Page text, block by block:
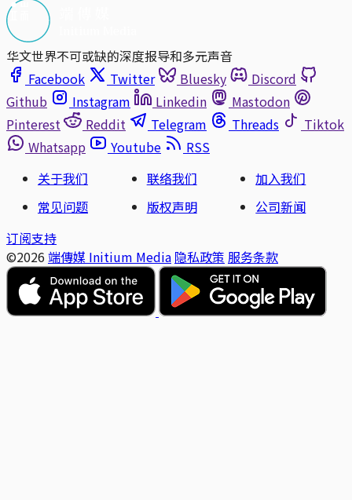
华文世界不可或缺的深度报导和多元声音
Facebook
Twitter Bluesky
Discord
Github
Instagram Linkedin
Mastodon
Pinterest
Reddit Telegram Threads
Tiktok
Whatsapp
Youtube
RSS
关于我们
联络我们
加入我们
常见问题
版权声明
公司新闻
订阅支持
©2026 端傳媒 Initium Media 隐私政策 服务条款